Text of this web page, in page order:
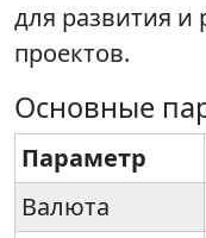
для развития
проектов.
Основные
Параметр
Валюта